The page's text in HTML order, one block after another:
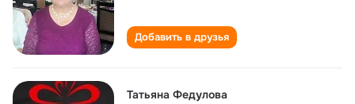
Добавить в друзья
Татьяна Федулова